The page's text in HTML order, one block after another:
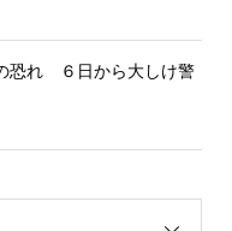
恐れ ６日から大しけ警